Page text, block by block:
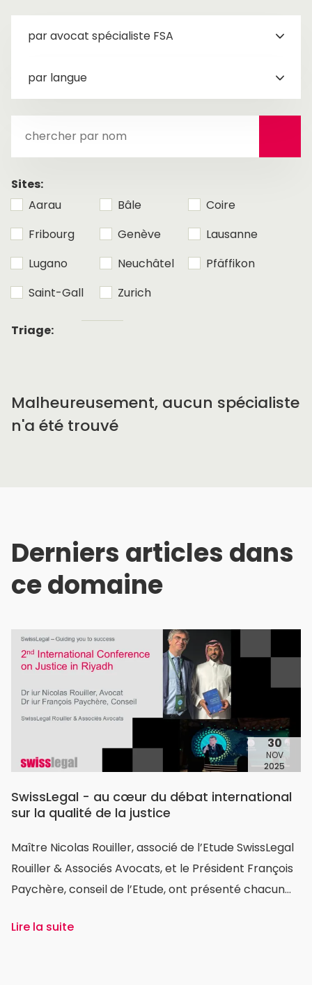
par avocat spécialiste FSA
par langue
Sites:
Aarau
Bâle
Coire
Fribourg
Genève
Lausanne
Lugano
Neuchâtel
Pfäffikon
Saint-Gall
Zurich
Triage:
Malheureusement, aucun spécialiste
n'a été trouvé
Derniers articles dans
ce domaine
30
NOV
2025
SwissLegal - au cœur du débat international
sur la qualité de la justice
Maître Nicolas Rouiller, associé de l’Etude SwissLegal
Rouiller & Associés Avocats, et le Président François
Paychère, conseil de l’Etude, ont présenté chacun
consacrées au contrôle de la qualité en matière de
Lire la suite